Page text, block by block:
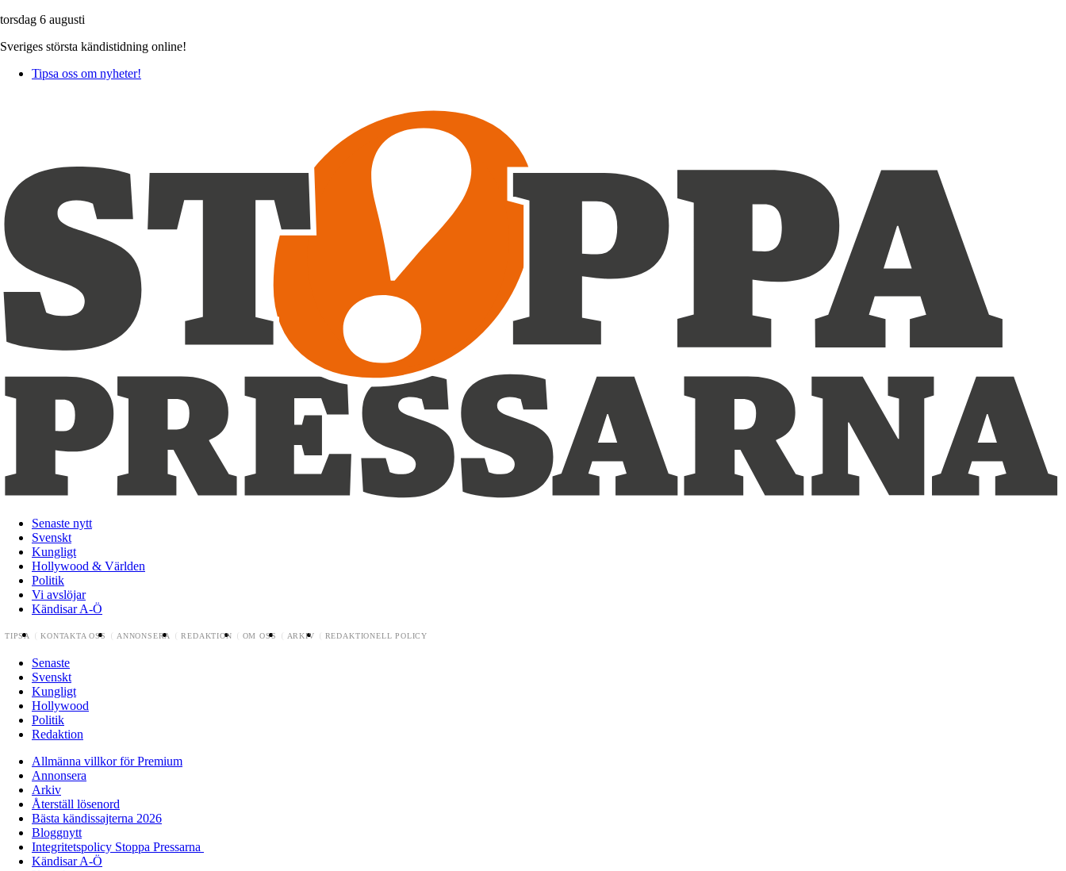
torsdag 6 augusti
Sveriges största kändistidning online!
Tipsa oss om nyheter!
Senaste nytt
Svenskt
Kungligt
Hollywood & Världen
Politik
Vi avslöjar
Kändisar A-Ö
TIPSA KONTAKTA OSS ANNONSERA REDAKTION OM OSS ARKIV REDAKTIONELL POLICY
Senaste
Svenskt
Kungligt
Hollywood
Politik
Redaktion
Allmänna villkor för Premium
Annonsera
Arkiv
Återställ lösenord
Bästa kändissajterna 2026
Bloggnytt
Integritetspolicy Stoppa Pressarna
Kändisar A-Ö